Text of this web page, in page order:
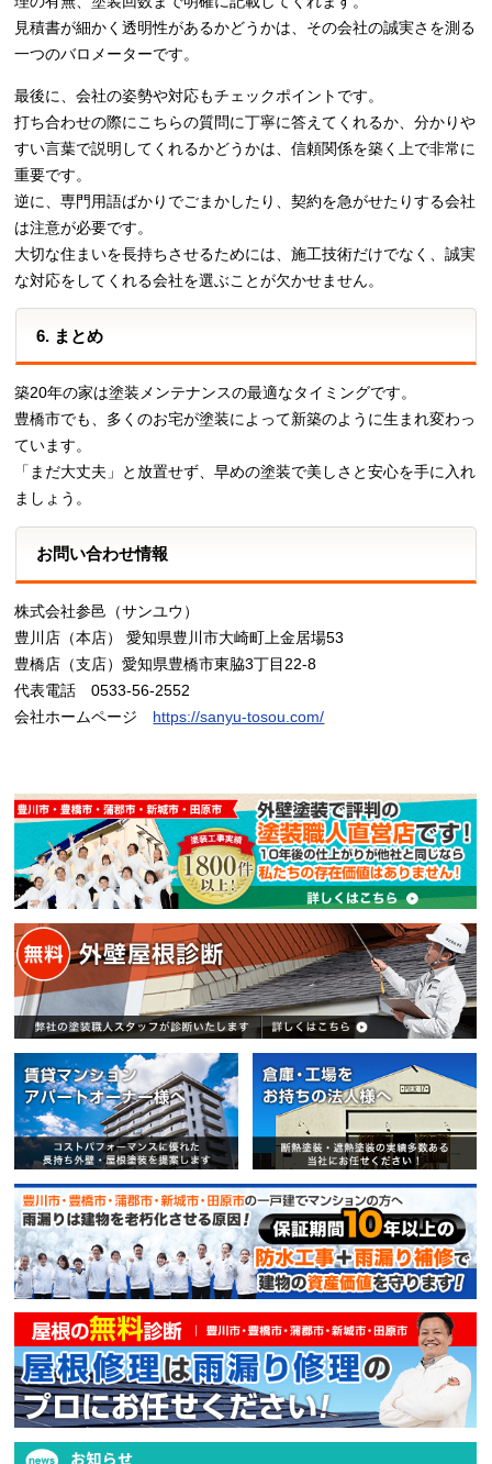
見積書が細かく透明性があるかどうかは、その会社の誠実さを測る
一つのバロメーターです。
最後に、会社の姿勢や対応もチェックポイントです。
打ち合わせの際にこちらの質問に丁寧に答えてくれるか、分かりや
すい言葉で説明してくれるかどうかは、信頼関係を築く上で非常に
重要です。
逆に、専門用語ばかりでごまかしたり、契約を急がせたりする会社
は注意が必要です。
大切な住まいを長持ちさせるためには、施工技術だけでなく、誠実
な対応をしてくれる会社を選ぶことが欠かせません。
6. まとめ
築20年の家は塗装メンテナンスの最適なタイミングです。
豊橋市でも、多くのお宅が塗装によって新築のように生まれ変わっ
ています。
「まだ大丈夫」と放置せず、早めの塗装で美しさと安心を手に入れ
ましょう。
お問い合わせ情報
株式会社参邑（サンユウ）
豊川店（本店） 愛知県豊川市大崎町上金居場53
豊橋店（支店）愛知県豊橋市東脇3丁目22-8
代表電話 0533-56-2552
会社ホームページ https://sanyu-tosou.com/
賃貸マンション・アパートオー